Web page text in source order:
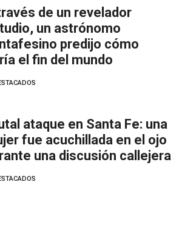
de un revelador
un astrónomo
predijo cómo
el fin del mundo
ataque en Santa Fe: una
fue acuchillada en el ojo
una discusión callejera